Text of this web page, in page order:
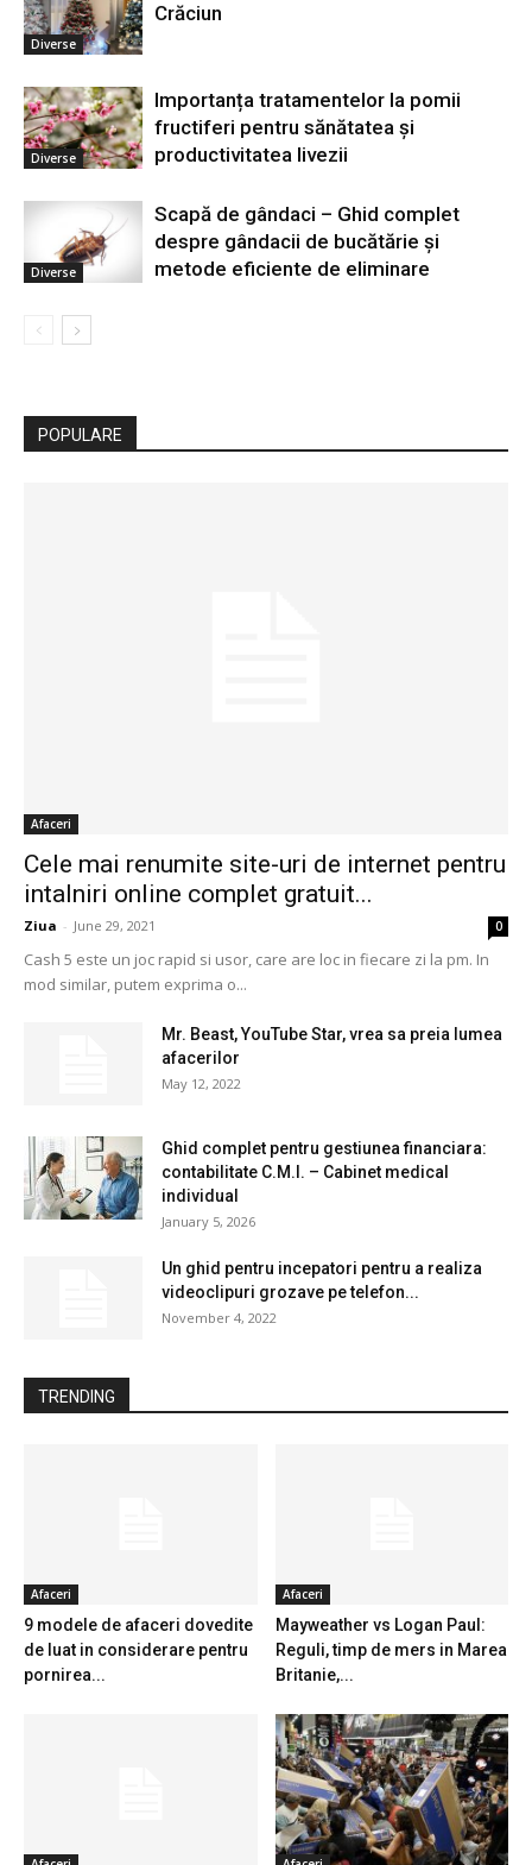
Diverse
Crăciun
Diverse
Importanța tratamentelor la pomii
fructiferi pentru sănătatea și
productivitatea livezii
Diverse
Scapă de gândaci – Ghid complet
despre gândacii de bucătărie și
metode eficiente de eliminare
POPULARE
Afaceri
Cele mai renumite site-uri de internet pentru
intalniri online complet gratuit...
Ziua - June 29, 2021 0
Cash 5 este un joc rapid si usor, care are loc in fiecare zi la pm. In
mod similar, putem exprima o...
Mr. Beast, YouTube Star, vrea sa preia lumea
afacerilor
May 12, 2022
Ghid complet pentru gestiunea financiara:
contabilitate C.M.I. – Cabinet medical
individual
January 5, 2026
Un ghid pentru incepatori pentru a realiza
videoclipuri grozave pe telefon...
November 4, 2022
TRENDING
Afaceri
9 modele de afaceri dovedite
de luat in considerare pentru
pornirea...
Afaceri
Mayweather vs Logan Paul:
Reguli, timp de mers in Marea
Britanie,...